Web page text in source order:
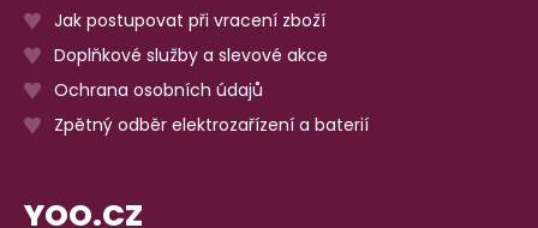
Jak postupovat při vracení zboží
Doplňkové služby a slevové akce
Ochrana osobních údajů
Zpětný odběr elektrozařízení a baterií
YOO.CZ